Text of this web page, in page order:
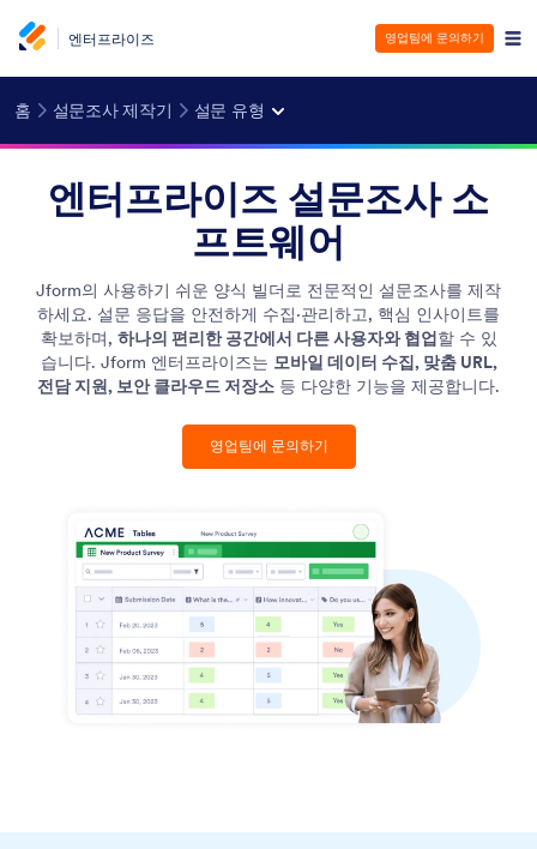
엔터프라이즈 영업팀에 문의하기
홈 설문조사 제작기 설문 유형
엔터프라이즈 설문조사 소
프트웨어
Jform의 사용하기 쉬운 양식 빌더로 전문적인 설문조사를 제작
하세요. 설문 응답을 안전하게 수집·관리하고, 핵심 인사이트를
확보하며, 하나의 편리한 공간에서 다른 사용자와 협업할 수 있
습니다. Jform 엔터프라이즈는 모바일 데이터 수집, 맞춤 URL,
전담 지원, 보안 클라우드 저장소 등 다양한 기능을 제공합니다.
영업팀에 문의하기